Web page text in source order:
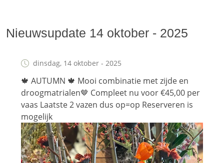
Nieuwsupdate 14 oktober - 2025
dinsdag, 14 oktober - 2025
🍁 AUTUMN 🍁 Mooi combinatie met zijde en
droogmatrialen🤎 Compleet nu voor €45,00 per
vaas Laatste 2 vazen dus op=op Reserveren is
mogelijk